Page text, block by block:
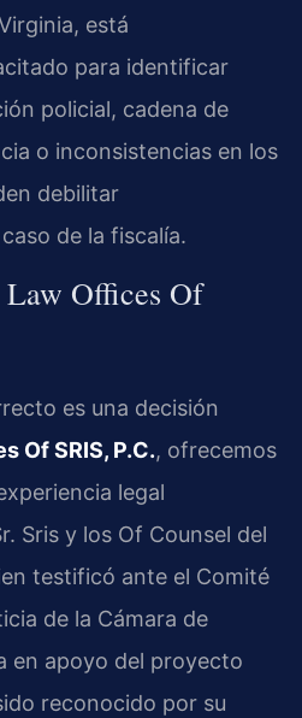
está
para identificar
policial, cadena de
o inconsistencias en los
debilitar
de la fiscalía.
Offices Of
es una decisión
Of SRIS, P.C., ofrecemos
legal
Sris y los Of Counsel del
testificó ante el Comité
de la Cámara de
en apoyo del proyecto
reconocido por su